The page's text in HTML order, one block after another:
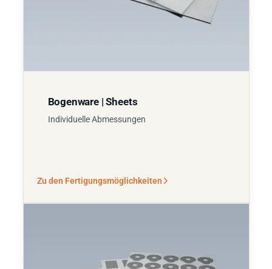
Bogenware | Sheets
Individuelle Abmessungen
Zu den Fertigungsmöglichkeiten